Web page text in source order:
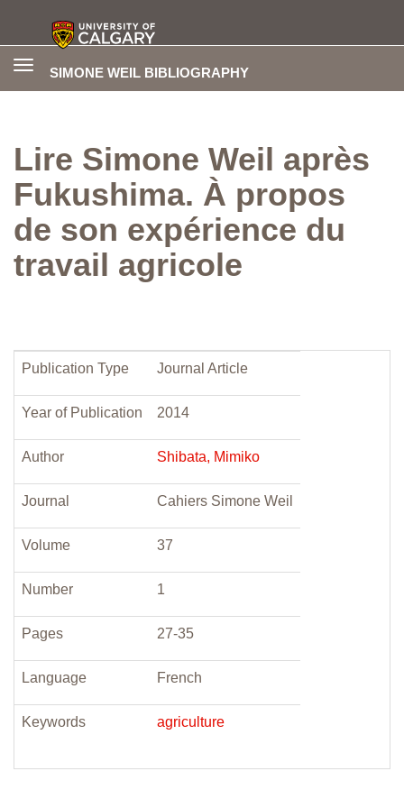
SIMONE WEIL BIBLIOGRAPHY
Toggle
Lire Simone Weil après
Fukushima. À propos
de son expérience du
travail agricole
Publication Type Journal Article
Year of Publication 2014
Author Shibata, Mimiko
Journal Cahiers Simone Weil
Volume 37
Number 1
Pages 27-35
Language French
Keywords agriculture